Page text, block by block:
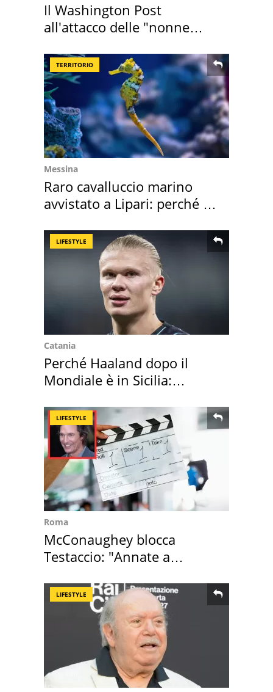
Il Washington Post
all'attacco delle "nonne
TERRITORIO
Messina
Raro cavalluccio marino
avvistato a Lipari: perché è
LIFESTYLE
Catania
Perché Haaland dopo il
Mondiale è in Sicilia:
LIFESTYLE
Roma
McConaughey blocca
Testaccio: "Annate a
LIFESTYLE